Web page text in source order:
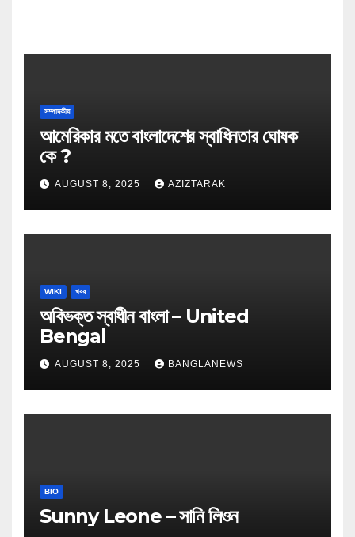
সম্পাদকীয়
আমেরিকার মতে বাংলাদেশের স্বাধিনতার ঘোষক
কে ?
AUGUST 8, 2025 AZIZTARAK
WIKI খবর
অবিভক্ত স্বাধীন বাংলা – United
Bengal
AUGUST 8, 2025 BANGLANEWS
BIO
Sunny Leone – সানি লিওন